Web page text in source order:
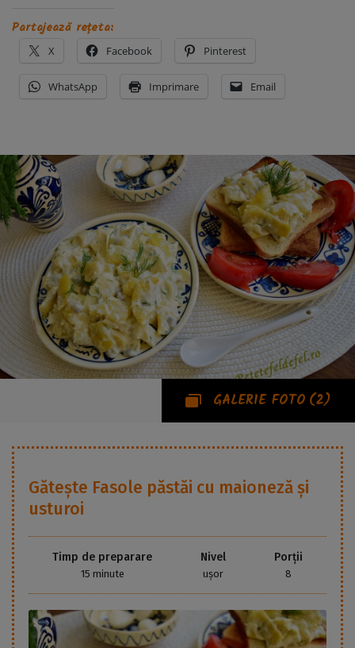
Partajează rețeta:
X Facebook Pinterest
WhatsApp Imprimare Email
GALERIE FOTO (2)
Gătește Fasole păstăi cu maioneză și
usturoi
Timp de preparare
15 minute
Nivel
ușor
Porții
8